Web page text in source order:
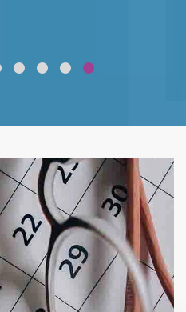
قلوبال لرعاية العين ضعف نظر